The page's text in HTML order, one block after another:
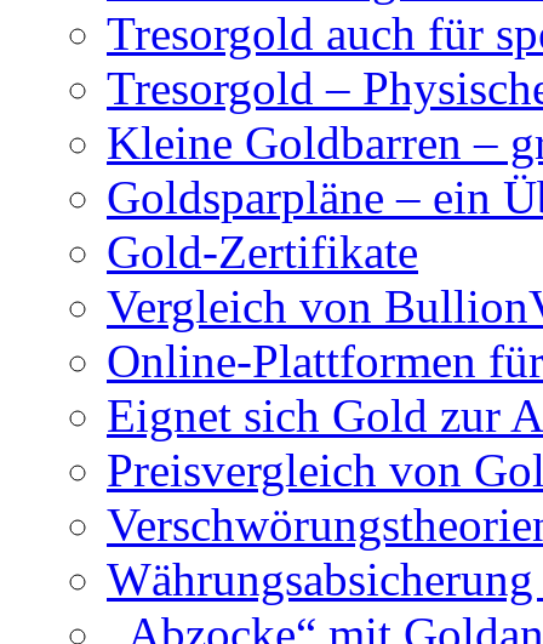
Tresorgold auch für
Tresorgold –
Kleine Goldbarren –
Goldsparpläne – ein
Gold-Zertifikate
Vergleich von
Online-Plattformen
Eignet sich Gold zur
Preisvergleich von